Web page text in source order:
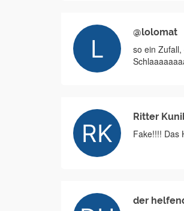
@lolomat
so ein
Ritter
Fake!!!! Das
der